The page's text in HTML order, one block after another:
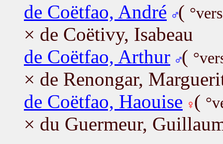
de Coëtfao, André (
× de Coëtivy, Isabeau
de Coëtfao, Arthur (
× de Renongar,
de Coëtfao, Haouise (
× du Guermeur,